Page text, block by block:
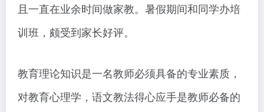
且一直在业余时间做家教。暑假期间和同学办培
训班，颇受到家长好评。
教育理论知识是一名教师必须具备的专业素质，
对教育心理学，语文教法得心应手是教师必备的